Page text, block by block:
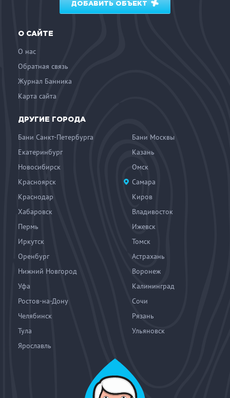
ДОБАВИТЬ ОБЪЕКТ
О САЙТЕ
О нас
Обратная связь
Журнал Банника
Карта сайта
ДРУГИЕ ГОРОДА
Бани Санкт-Петербурга
Бани Москвы
Екатеринбург
Казань
Новосибирск
Омск
Красноярск
Самара
Краснодар
Киров
Хабаровск
Владивосток
Пермь
Ижевск
Иркутск
Томск
Оренбург
Астрахань
Нижний Новгород
Воронеж
Уфа
Калининград
Ростов-на-Дону
Сочи
Челябинск
Рязань
Тула
Ульяновск
Ярославль